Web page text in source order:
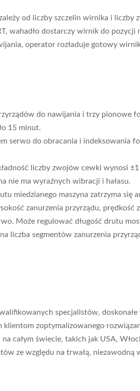
od liczby szczelin wirnika i liczby
wahadło dostarczy wirnik do
operator rozładuje gotowy
do nawijania i trzy pionowe
15 minut.
serwo do obracania i indeksowania
liczby zwojów cewki wynosi
nie ma wyraźnych wibracji i hałasu.
miedzianego maszyna zatrzyma się
zanurzenia przyrządu, prędkość
Może regulować długość drutu
liczba segmentów zanurzenia
specjalistów,
zoptymalizowanego
całym świecie, takich jak USA,
ze względu na trwałą, niezawodną